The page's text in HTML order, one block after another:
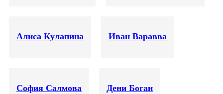
Алиса Кулапина Иван Варавва
София Салмова Дени Боган